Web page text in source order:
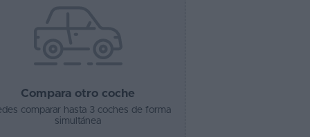
Compara otro coche
comparar hasta 3 coches de forma
simultánea